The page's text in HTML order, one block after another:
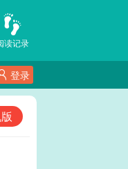
读记录
登录